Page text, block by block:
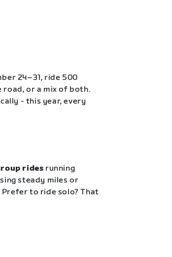
24–31, ride 500
or a mix of both.
- this year, every
rides running
steady miles or
Prefer to ride solo? That